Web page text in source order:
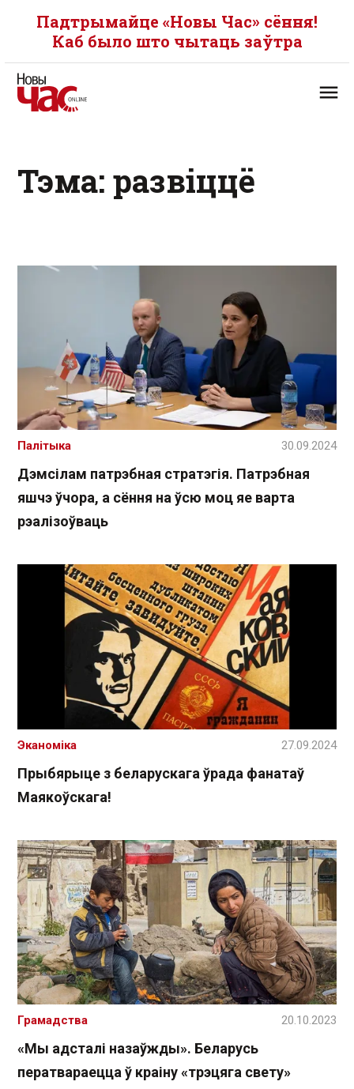
Падтрымайце «Новы Час» сёння!
Каб было што чытаць заўтра
Тэма: развіццё
Дэмсілам патрэбная стратэгія. Патрэбная
яшчэ ўчора, а сёння на ўсю моц яе варта
рэалізоўваць
Палітыка 30.09.2024
Прыбярыце з беларускага ўрада фанатаў
Маякоўскага!
Эканоміка 27.09.2024
«Мы адсталі назаўжды». Беларусь
ператвараецца ў краіну «трэцяга свету»
Грамадства 20.10.2023